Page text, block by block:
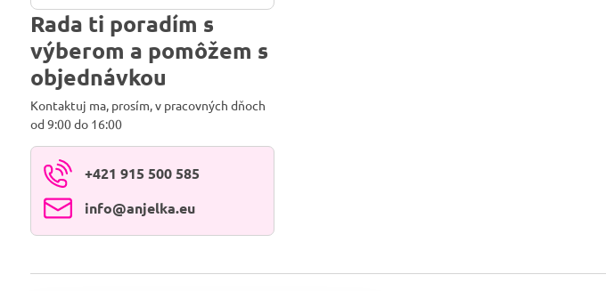
filtra
fulltextom
Rada ti poradím s
výberom a pomôžem s
objednávkou
Kontaktuj ma, prosím, v pracovných dňoch
od 9:00 do 16:00
+421 915 500 585
info​@anjelka​.eu